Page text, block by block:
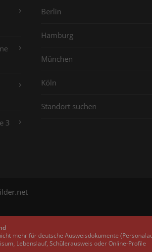
3
Berlin
Hamburg
München
Köln
Standort suchen
mehr für deutsche Ausweisdokumente
Lebenslauf, Schülerausweis oder Online-Profile